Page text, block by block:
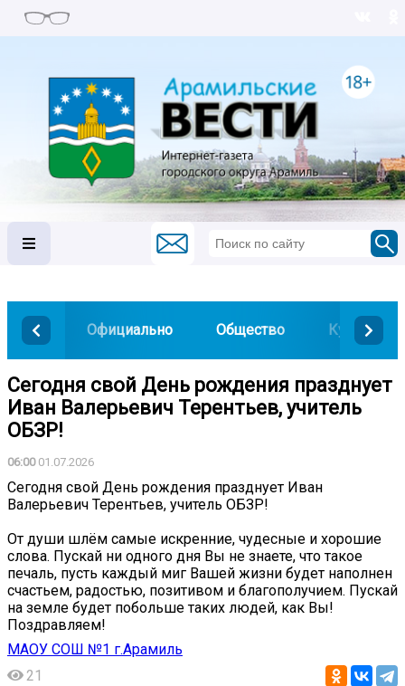
Официально Общество Культура
Сегодня свой День рождения празднует
Иван Валерьевич Терентьев, учитель
ОБЗР!
06:0001.07.2026
Сегодня свой День рождения празднует Иван
Валерьевич Терентьев, учитель ОБЗР!
От души шлём самые искренние, чудесные и хорошие
слова. Пускай ни одного дня Вы не знаете, что такое
печаль, пусть каждый миг Вашей жизни будет наполнен
счастьем, радостью, позитивом и благополучием. Пускай
на земле будет побольше таких людей, как Вы!
Поздравляем!
МАОУ СОШ №1 г.Арамиль
21